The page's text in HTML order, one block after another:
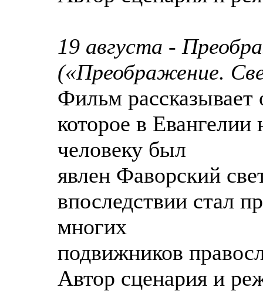
19 августа -
(«Преображение.
Фильм
которое в
человеку был
явлен Фаворский
впоследствии стал
многих
подвижников
Автор сценария и